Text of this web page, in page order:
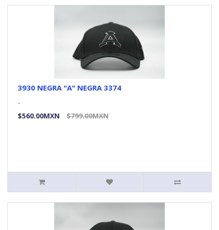
3930 NEGRA "A" NEGRA 3374
..
$560.00MXN
$799.00MXN